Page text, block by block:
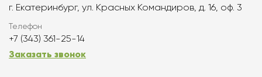
г. Екатеринбург, ул. Красных Командиров, д. 16, оф. 3
Телефон
+7 (343) 361-25-14
Заказать звонок